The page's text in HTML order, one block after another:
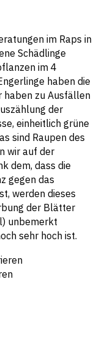
im Raps in
Schädlinge
im 4
haben die
haben zu Ausfällen
der
einheitlich grüne
sind Raupen des
wir auf der
dem, dass die
gegen das
werden dieses
der Blätter
unbemerkt
sehr hoch ist.